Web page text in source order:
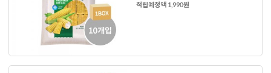
적립예정액 1,990원